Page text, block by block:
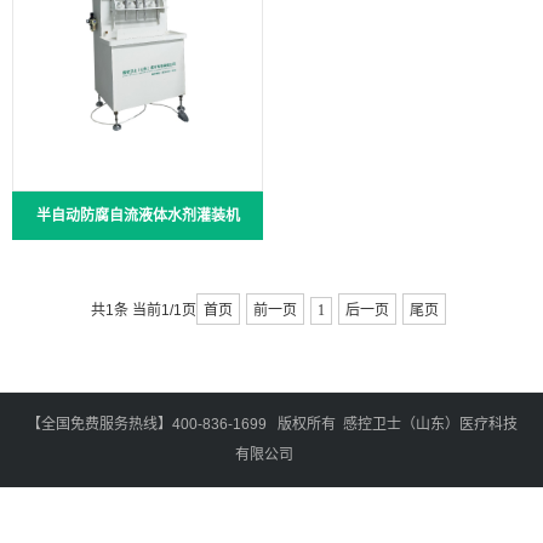
半自动防腐自流液体水剂灌装机
共1条 当前1/1页 首页 前一页 1 后一页 尾页
【全国免费服务热线】400-836-1699 版权所有 感控卫士（山东）医疗科技
有限公司